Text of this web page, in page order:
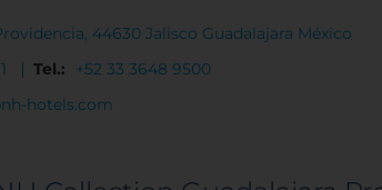
44630 Jalisco Guadalajara México
Tel.:
+52 33 3648 9500
hotels.com